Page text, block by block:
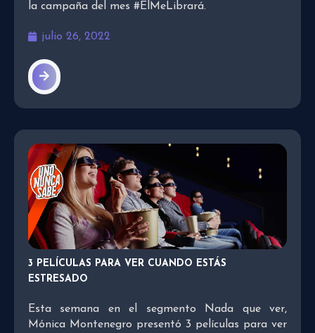
la campaña del mes #ElMeLibrará.
julio 26, 2022
3 PELÍCULAS PARA VER CUANDO ESTÁS
ESTRESADO
Esta semana en el segmento Nada que ver,
Mónica Montenegro presentó 3 películas para ver